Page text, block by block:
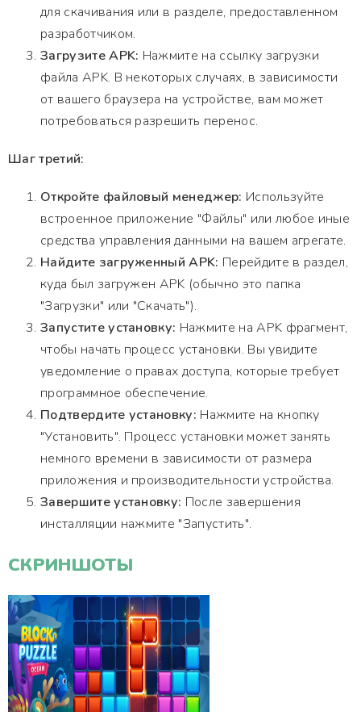
для скачивания или в разделе, предоставленном
разработчиком.
Загрузите APK: Нажмите на ссылку загрузки
файла APK. В некоторых случаях, в зависимости
от вашего браузера на устройстве, вам может
потребоваться разрешить перенос.
Шаг третий:
Откройте файловый менеджер: Используйте
встроенное приложение "Файлы" или любое иные
средства управления данными на вашем агрегате.
Найдите загруженный APK: Перейдите в раздел,
куда был загружен APK (обычно это папка
"Загрузки" или "Скачать").
Запустите установку: Нажмите на APK фрагмент,
чтобы начать процесс установки. Вы увидите
уведомление о правах доступа, которые требует
программное обеспечение.
Подтвердите установку: Нажмите на кнопку
"Установить". Процесс установки может занять
немного времени в зависимости от размера
приложения и производительности устройства.
Завершите установку: После завершения
инсталляции нажмите "Запустить".
СКРИНШОТЫ